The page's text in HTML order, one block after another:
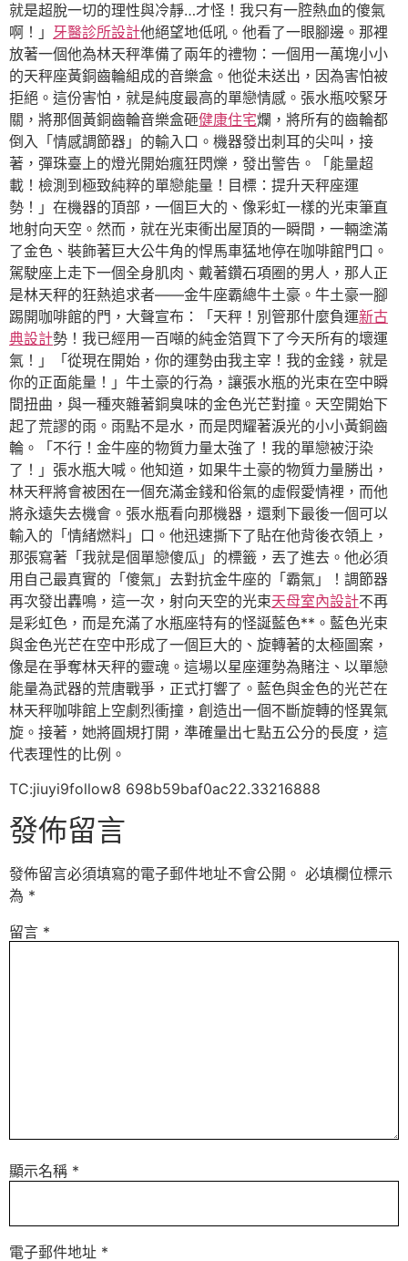
就是超脫一切的理性與冷靜…才怪！我只有一腔熱血的傻氣
啊！」 牙醫診所設計他絕望地低吼。他看了一眼腳邊。那裡
放著一個他為林天秤準備了兩年的禮物：一個用一萬塊小小
的天秤座黃銅齒輪組成的音樂盒。他從未送出，因為害怕被
拒絕。這份害怕，就是純度最高的單戀情感。張水瓶咬緊牙
關，將那個黃銅齒輪音樂盒砸健康住宅爛，將所有的齒輪都
倒入「情感調節器」的輸入口。機器發出刺耳的尖叫，接
著，彈珠臺上的燈光開始瘋狂閃爍，發出警告。「能量超
載！檢測到極致純粹的單戀能量！目標：提升天秤座運
勢！」在機器的頂部，一個巨大的、像彩虹一樣的光束筆直
地射向天空。然而，就在光束衝出屋頂的一瞬間，一輛塗滿
了金色、裝飾著巨大公牛角的悍馬車猛地停在咖啡館門口。
駕駛座上走下一個全身肌肉、戴著鑽石項圈的男人，那人正
是林天秤的狂熱追求者——金牛座霸總牛土豪。牛土豪一腳
踢開咖啡館的門，大聲宣布：「天秤！別管那什麼負運新古
典設計勢！我已經用一百噸的純金箔買下了今天所有的壞運
氣！」「從現在開始，你的運勢由我主宰！我的金錢，就是
你的正面能量！」牛土豪的行為，讓張水瓶的光束在空中瞬
間扭曲，與一種夾雜著銅臭味的金色光芒對撞。天空開始下
起了荒謬的雨。雨點不是水，而是閃耀著淚光的小小黃銅齒
輪。「不行！金牛座的物質力量太強了！我的單戀被汙染
了！」張水瓶大喊。他知道，如果牛土豪的物質力量勝出，
林天秤將會被困在一個充滿金錢和俗氣的虛假愛情裡，而他
將永遠失去機會。張水瓶看向那機器，還剩下最後一個可以
輸入的「情緒燃料」口。他迅速撕下了貼在他背後衣領上，
那張寫著「我就是個單戀傻瓜」的標籤，丟了進去。他必須
用自己最真實的「傻氣」去對抗金牛座的「霸氣」！調節器
再次發出轟鳴，這一次，射向天空的光束天母室內設計不再
是彩虹色，而是充滿了水瓶座特有的怪誕藍色**。藍色光束
與金色光芒在空中形成了一個巨大的、旋轉著的太極圖案，
像是在爭奪林天秤的靈魂。這場以星座運勢為賭注、以單戀
能量為武器的荒唐戰爭，正式打響了。藍色與金色的光芒在
林天秤咖啡館上空劇烈衝撞，創造出一個不斷旋轉的怪異氣
旋。接著，她將圓規打開，準確量出七點五公分的長度，這
代表理性的比例。
TC:jiuyi9follow8 698b59baf0ac22.33216888
發佈留言
發佈留言必須填寫的電子郵件地址不會公開。 必填欄位標示
為 *
留言 *
顯示名稱 *
電子郵件地址 *